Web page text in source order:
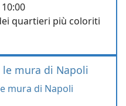
10:00
quartieri più coloriti
le mura di Napoli